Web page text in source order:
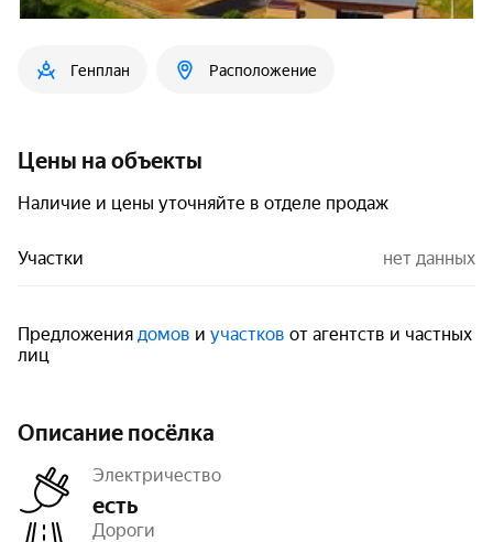
Генплан Расположение
Цены на объекты
Наличие и цены уточняйте в отделе продаж
Участки нет данных
Предложения домов и участков от агентств и частных
лиц
Описание посёлка
Электричество
есть
Дороги